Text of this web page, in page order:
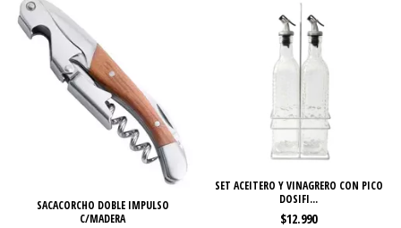
SACACORCHO DOBLE IMPULSO
C/MADERA
SET ACEITERO Y VINAGRERO CON PICO
DOSIFI...
$12.990